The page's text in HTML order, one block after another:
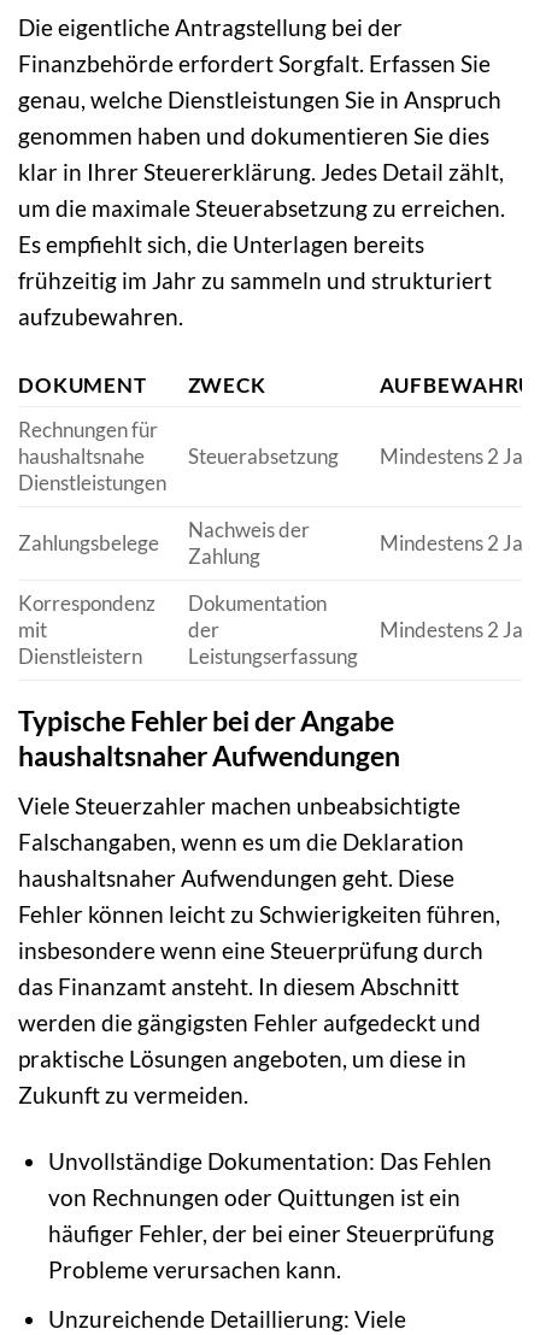
Die eigentliche Antragstellung bei der
Finanzbehörde erfordert Sorgfalt. Erfassen Sie
genau, welche Dienstleistungen Sie in Anspruch
genommen haben und dokumentieren Sie dies
klar in Ihrer Steuererklärung. Jedes Detail zählt,
um die maximale Steuerabsetzung zu erreichen.
Es empfiehlt sich, die Unterlagen bereits
frühzeitig im Jahr zu sammeln und strukturiert
aufzubewahren.
DOKUMENT ZWECK
Rechnungen für
haushaltsnahe
Dienstleistungen
Steuerabsetzung Mindestens 2
Zahlungsbelege
Nachweis der
Zahlung
Mindestens 2
Korrespondenz
mit
Dienstleistern
Dokumentation
der
Leistungserfassung
Mindestens 2
Typische Fehler bei der Angabe
haushaltsnaher Aufwendungen
Viele Steuerzahler machen unbeabsichtigte
Falschangaben, wenn es um die Deklaration
haushaltsnaher Aufwendungen geht. Diese
Fehler können leicht zu Schwierigkeiten führen,
insbesondere wenn eine Steuerprüfung durch
das Finanzamt ansteht. In diesem Abschnitt
werden die gängigsten Fehler aufgedeckt und
praktische Lösungen angeboten, um diese in
Zukunft zu vermeiden.
Unvollständige Dokumentation: Das Fehlen
von Rechnungen oder Quittungen ist ein
häufiger Fehler, der bei einer Steuerprüfung
Probleme verursachen kann.
Unzureichende Detaillierung: Viele